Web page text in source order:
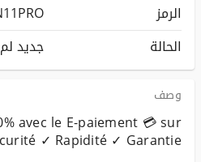
الرمز
الحالة
جديد
وصف
avec le E-paiement 💳 sur